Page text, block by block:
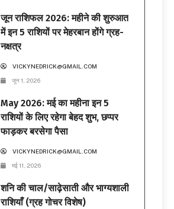
जून राशिफल 2026: महीने की शुरुआत
में इन 5 राशियों पर मेहरबान होंगे ग्रह-
नक्षत्र
VICKYNEDRICK@GMAIL.COM
जून 1, 2026
May 2026: मई का महीना इन 5
राशियों के लिए रहेगा बेहद शुभ, छप्पर
फाड़कर बरसेगा पैसा
VICKYNEDRICK@GMAIL.COM
मई 11, 2026
शनि की चाल/साढ़ेसाती और भाग्यशाली
राशियाँ (ग्रह गोचर विशेष)